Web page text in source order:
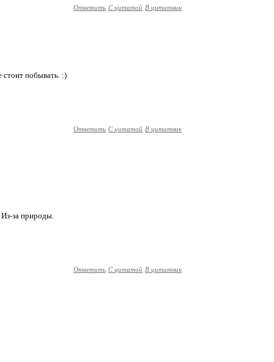
Ответить С цитатой В цитатник
стоит побывать. :)
Ответить С цитатой В цитатник
Из-за природы.
Ответить С цитатой В цитатник